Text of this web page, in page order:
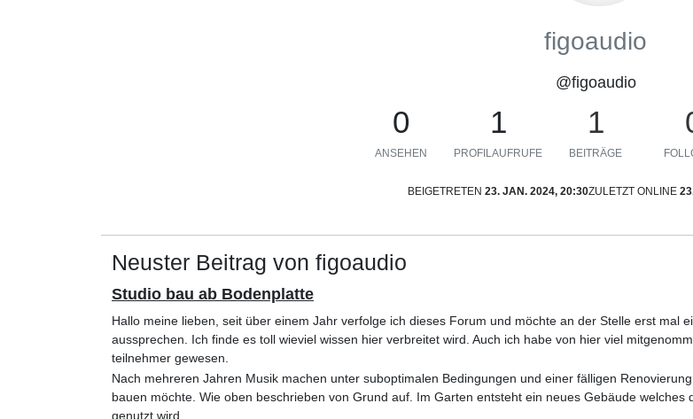
figoaudio
@figoaudio
0
ANSEHEN
1
PROFILAUFRUFE
1
BEITRÄGE
BEIGETRETEN 23. JAN. 2024, 20:30ZULETZT ONLINE
Neuster Beitrag von figoaudio
Studio bau ab Bodenplatte
Hallo meine lieben, seit über einem Jahr verfolge ich dieses Forum und möchte an der Stelle erst mal
aussprechen. Ich finde es toll wieviel wissen hier verbreitet wird. Auch ich habe von hier viel
teilnehmer gewesen.
Nach mehreren Jahren Musik machen unter suboptimalen Bedingungen und einer fälligen
bauen möchte. Wie oben beschrieben von Grund auf. Im Garten entsteht ein neues Gebäude welches
genutzt wird.